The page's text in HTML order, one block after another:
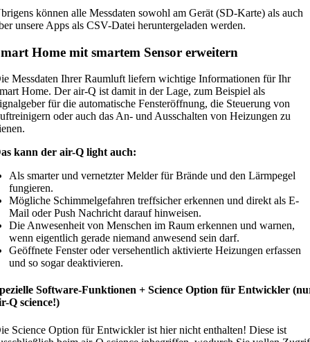
können alle Messdaten sowohl am Gerät (SD-Karte) als auch
unsere Apps als CSV-Datei heruntergeladen werden.
Home mit smartem Sensor erweitern
Messdaten Ihrer Raumluft liefern wichtige Informationen für Ihr
Home. Der air-Q ist damit in der Lage, zum Beispiel als
für die automatische Fensteröffnung, die Steuerung von
oder auch das An- und Ausschalten von Heizungen zu
kann der air-Q light auch:
Als smarter und vernetzter Melder für Brände und den Lärmpegel
fungieren.
Mögliche Schimmelgefahren treffsicher erkennen und direkt als E-
Mail oder Push Nachricht darauf hinweisen.
Die Anwesenheit von Menschen im Raum erkennen und warnen,
wenn eigentlich gerade niemand anwesend sein darf.
Geöffnete Fenster oder versehentlich aktivierte Heizungen erfassen
und so sogar deaktivieren.
Software-Funktionen + Science Option für Entwickler
Q science!)
Science Option für Entwickler ist hier nicht enthalten! Diese ist